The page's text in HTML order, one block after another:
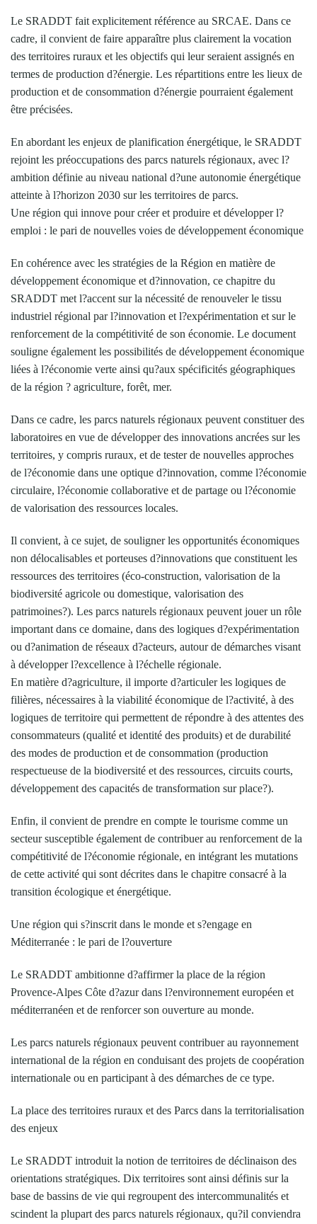
Le SRADDT fait explicitement référence au SRCAE. Dans ce
cadre, il convient de faire apparaître plus clairement la vocation
des territoires ruraux et les objectifs qui leur seraient assignés en
termes de production d?énergie. Les répartitions entre les lieux de
production et de consommation d?énergie pourraient également
être précisées.
En abordant les enjeux de planification énergétique, le SRADDT
rejoint les préoccupations des parcs naturels régionaux, avec l?
ambition définie au niveau national d?une autonomie énergétique
atteinte à l?horizon 2030 sur les territoires de parcs.
Une région qui innove pour créer et produire et développer l?
emploi : le pari de nouvelles voies de développement économique
En cohérence avec les stratégies de la Région en matière de
développement économique et d?innovation, ce chapitre du
SRADDT met l?accent sur la nécessité de renouveler le tissu
industriel régional par l?innovation et l?expérimentation et sur le
renforcement de la compétitivité de son économie. Le document
souligne également les possibilités de développement économique
liées à l?économie verte ainsi qu?aux spécificités géographiques
de la région ? agriculture, forêt, mer.
Dans ce cadre, les parcs naturels régionaux peuvent constituer des
laboratoires en vue de développer des innovations ancrées sur les
territoires, y compris ruraux, et de tester de nouvelles approches
de l?économie dans une optique d?innovation, comme l?économie
circulaire, l?économie collaborative et de partage ou l?économie
de valorisation des ressources locales.
Il convient, à ce sujet, de souligner les opportunités économiques
non délocalisables et porteuses d?innovations que constituent les
ressources des territoires (éco-construction, valorisation de la
biodiversité agricole ou domestique, valorisation des
patrimoines?). Les parcs naturels régionaux peuvent jouer un rôle
important dans ce domaine, dans des logiques d?expérimentation
ou d?animation de réseaux d?acteurs, autour de démarches visant
à développer l?excellence à l?échelle régionale.
En matière d?agriculture, il importe d?articuler les logiques de
filières, nécessaires à la viabilité économique de l?activité, à des
logiques de territoire qui permettent de répondre à des attentes des
consommateurs (qualité et identité des produits) et de durabilité
des modes de production et de consommation (production
respectueuse de la biodiversité et des ressources, circuits courts,
développement des capacités de transformation sur place?).
Enfin, il convient de prendre en compte le tourisme comme un
secteur susceptible également de contribuer au renforcement de la
compétitivité de l?économie régionale, en intégrant les mutations
de cette activité qui sont décrites dans le chapitre consacré à la
transition écologique et énergétique.
Une région qui s?inscrit dans le monde et s?engage en
Méditerranée : le pari de l?ouverture
Le SRADDT ambitionne d?affirmer la place de la région
Provence-Alpes Côte d?azur dans l?environnement européen et
méditerranéen et de renforcer son ouverture au monde.
Les parcs naturels régionaux peuvent contribuer au rayonnement
international de la région en conduisant des projets de coopération
internationale ou en participant à des démarches de ce type.
La place des territoires ruraux et des Parcs dans la territorialisation
des enjeux
Le SRADDT introduit la notion de territoires de déclinaison des
orientations stratégiques. Dix territoires sont ainsi définis sur la
base de bassins de vie qui regroupent des intercommunalités et
scindent la plupart des parcs naturels régionaux, qu?il conviendra